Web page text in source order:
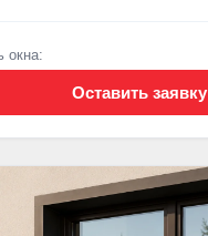
окна:
Оставить заявку